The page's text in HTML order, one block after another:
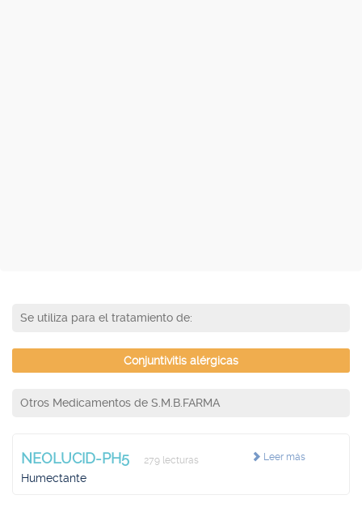
Se utiliza para el tratamiento de:
Conjuntivitis alérgicas
Otros Medicamentos de S.M.B.FARMA
Leer más
NEOLUCID-PH5 279 lecturas
Humectante